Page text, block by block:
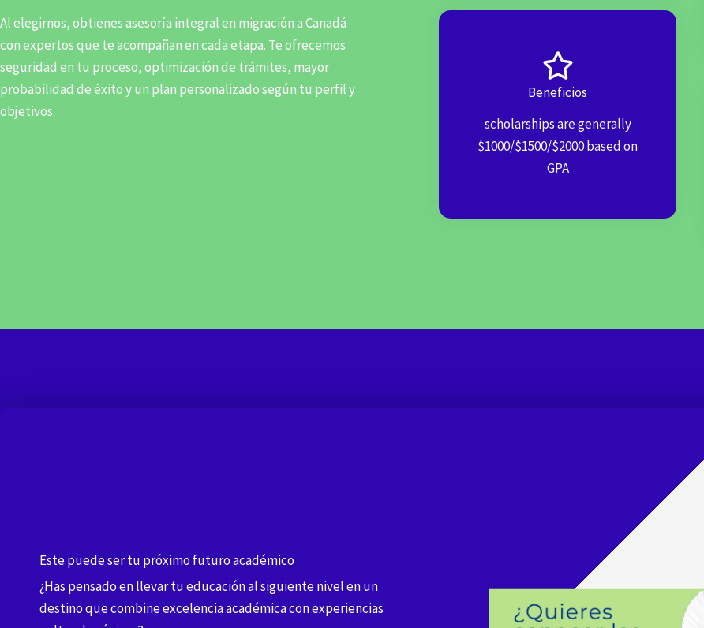
Al elegirnos, obtienes asesoría integral en migración a Canadá
con expertos que te acompañan en cada etapa. Te ofrecemos
seguridad en tu proceso, optimización de trámites, mayor
probabilidad de éxito y un plan personalizado según tu perfil y
objetivos.
Beneficios
scholarships are generally
$1000/$1500/$2000 based on
GPA
Este puede ser tu próximo futuro académico
¿Has pensado en llevar tu educación al siguiente nivel en un
destino que combine excelencia académica con experiencias